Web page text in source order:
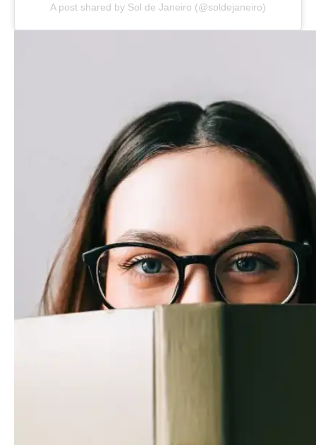
A post shared by Sol de Janeiro (@soldejaneiro)